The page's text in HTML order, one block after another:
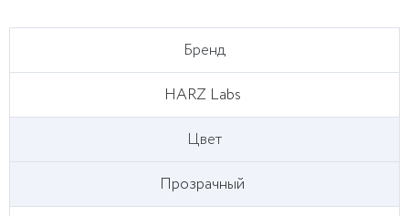
Бренд
HARZ Labs
Цвет
Прозрачный